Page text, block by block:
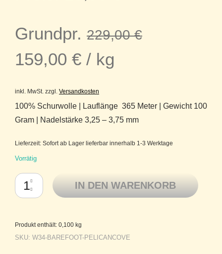
ist:
Grundpr. 229,00€
159,00 € / kg
inkl. MwSt. zzgl. Versandkosten
100% Schurwolle | Lauflänge 365 Meter | Gewicht 100
Gram | Nadelstärke 3,25 – 3,75 mm
Lieferzeit: Sofort ab Lager lieferbar innerhalb 1-3 Werktage
Vorrätig
Laneras Barefoot 100% Superwash Uruguayan Polwarth Wolle
IN DEN WARENKORB
Produkt enthält: 0,100 kg
SKU: W34-BAREFOOT-PELICANCOVE